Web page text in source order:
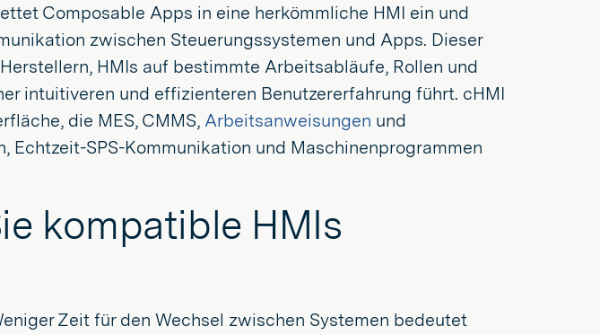
Composable Apps in eine herkömmliche HMI ein und
zwischen Steuerungssystemen und Apps. Dieser
HMIs auf bestimmte Arbeitsabläufe, Rollen und
intuitiveren und effizienteren Benutzererfahrung führt. cHMI
die MES, CMMS, Arbeitsanweisungen und
Echtzeit-SPS-Kommunikation und Maschinenprogrammen
kompatible HMIs
Zeit für den Wechsel zwischen Systemen bedeutet